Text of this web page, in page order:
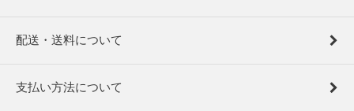
配送・送料について
支払い方法について